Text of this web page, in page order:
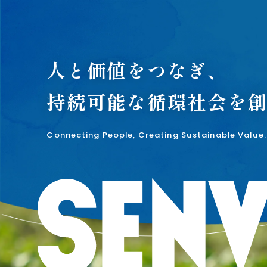
人と価値をつなぎ、
持続可能な循環社会を
Connecting People, Creating Sustainable Value.